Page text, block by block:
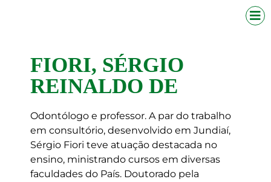
FIORI, SÉRGIO
REINALDO DE
Odontólogo e professor. A par do trabalho
em consultório, desenvolvido em Jundiaí,
Sérgio Fiori teve atuação destacada no
ensino, ministrando cursos em diversas
faculdades do País. Doutorado pela